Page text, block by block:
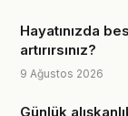
Hayatınızda
artırırsınız?
9 Ağustos 2026
Günlük